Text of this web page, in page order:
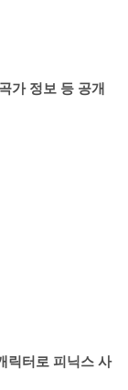
가 정보 등 공개
릭터로 피닉스 사